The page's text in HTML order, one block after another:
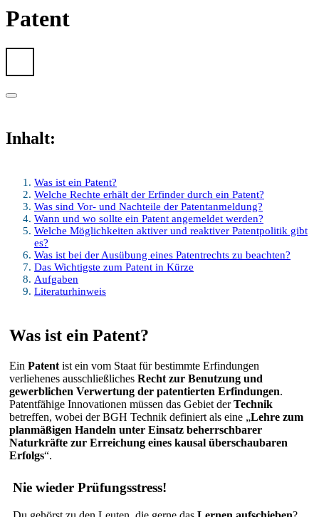
Patent
Inhalt:
Was ist ein Patent?
Welche Rechte erhält der Erfinder durch ein Patent?
Was sind Vor- und Nachteile der Patentanmeldung?
Wann und wo sollte ein Patent angemeldet werden?
Welche Möglichkeiten aktiver und reaktiver Patentpolitik gibt
es?
Was ist bei der Ausübung eines Patentrechts zu beachten?
Das Wichtigste zum Patent in Kürze
Aufgaben
Literaturhinweis
Was ist ein Patent?
Ein Patent ist ein vom Staat für bestimmte Erfindungen
verliehenes ausschließliches Recht zur Benutzung und
gewerblichen Verwertung der patentierten Erfindungen.
Patentfähige Innovationen müssen das Gebiet derTechnik
betreffen, wobei der BGH Technik definiert als eine „Lehre zum
planmäßigen Handeln unter Einsatz beherrschbarer
Naturkräfte zur Erreichung eines kausal überschaubaren
Erfolgs“.
Nie wieder Prüfungsstress!